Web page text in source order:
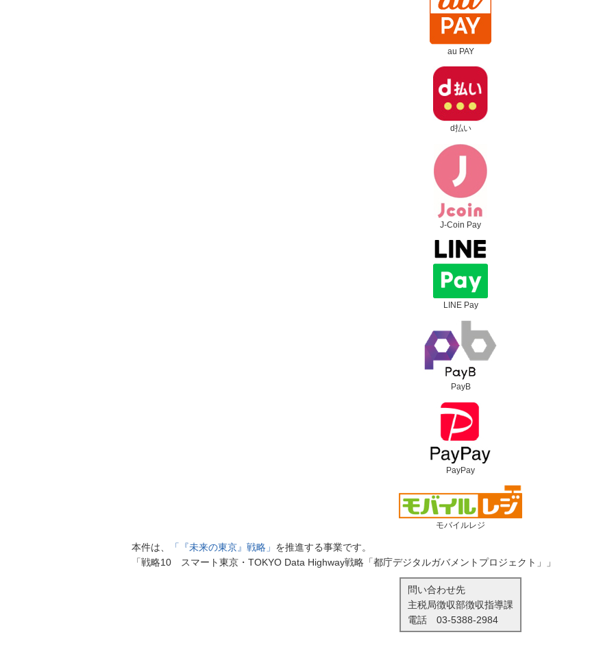
au PAY
d払い
J-Coin Pay
LINE Pay
PayB
PayPay
モバイルレジ
本件は、 「『未来の東京』戦略」 を推進する事業です。
「戦略10 スマート東京・TOKYO Data Highway戦略「都庁デジタルガバメントプロジェクト」」
問い合わせ先
主税局徴収部徴収指導課
電話 03-5388-2984